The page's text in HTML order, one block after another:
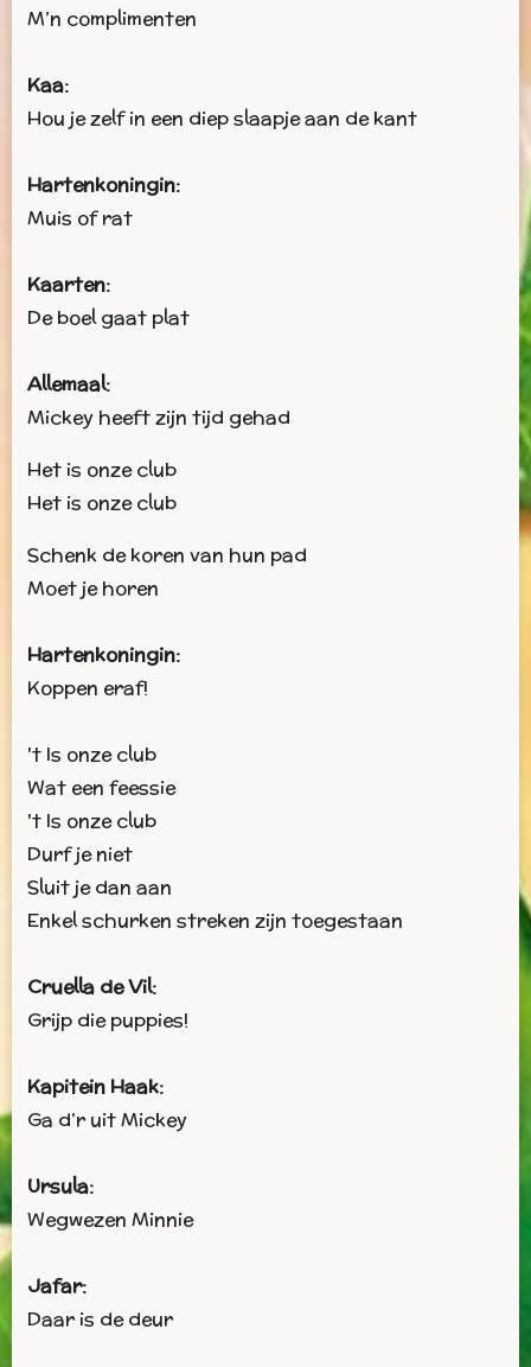
M’n complimenten
Kaa:
Hou je zelf in een diep slaapje aan de kant
Hartenkoningin:
Muis of rat
Kaarten:
De boel gaat plat
Allemaal:
Mickey heeft zijn tijd gehad
Het is onze club
Het is onze club
Schenk de koren van hun pad
Moet je horen
Hartenkoningin:
Koppen eraf!
't Is onze club
Wat een feessie
't Is onze club
Durf je niet
Sluit je dan aan
Enkel schurken streken zijn toegestaan
Cruella de Vil:
Grijp die puppies!
Kapitein Haak:
Ga d’r uit Mickey
Ursula:
Wegwezen Minnie
Jafar:
Daar is de deur